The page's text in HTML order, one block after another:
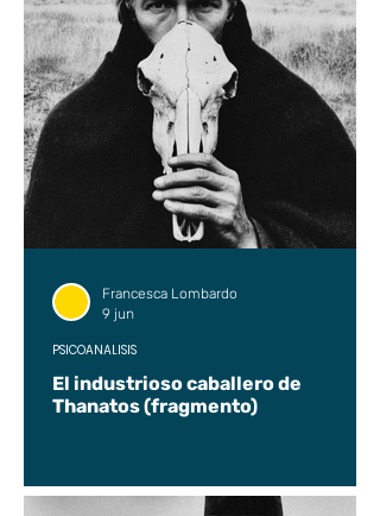
El industrioso caballero de
Thanatos (fragmento)
PSICOANÁLISIS
Francesca Lombardo
9 jun